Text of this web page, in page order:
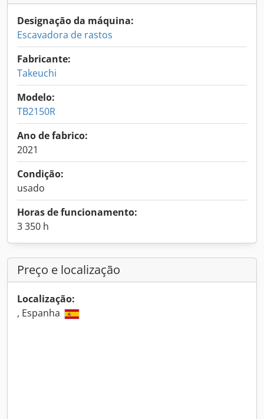
Designação da máquina:
Escavadora de rastos
Fabricante:
Takeuchi
Modelo:
TB2150R
Ano de fabrico:
2021
Condição:
usado
Horas de funcionamento:
3 350 h
Preço e localização
Localização:
, Espanha